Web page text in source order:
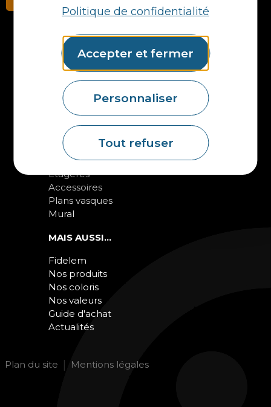
Politique de confidentialité
Accepter et fermer
Personnaliser
Tout refuser
NOS PRODUITS
Plans en Stratifié
Plans en Compact
Crédences
Portes et façades
Chargeur intégré
Formes spéciales
Etagères
Accessoires
Plans vasques
Mural
MAIS AUSSI...
Fidelem
Nos produits
Nos coloris
Nos valeurs
Guide d'achat
Actualités
Plan du site Mentions légales